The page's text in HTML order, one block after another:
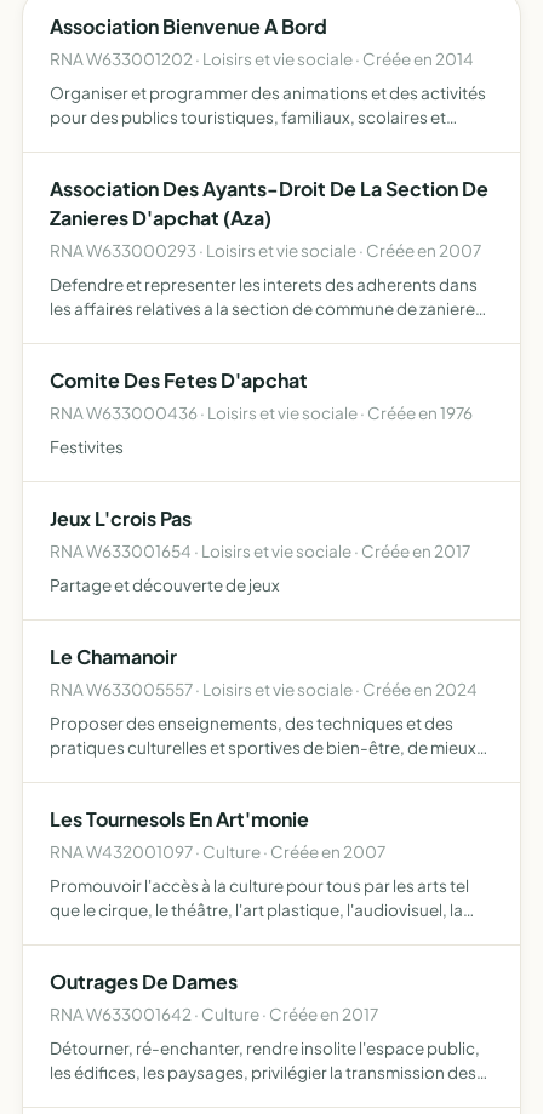
Association Bienvenue A Bord
RNA W633001202 · Loisirs et vie sociale · Créée en 2014
Organiser et programmer des animations et des activités
pour des publics touristiques, familiaux, scolaires et
Association Des Ayants-Droit De La Section De
Zanieres D'apchat (Aza)
RNA W633000293 · Loisirs et vie sociale · Créée en 2007
Defendre et representer les interets des adherents dans
les affaires relatives a la section de commune de zanieres-
Comite Des Fetes D'apchat
RNA W633000436 · Loisirs et vie sociale · Créée en 1976
Festivites
Jeux L'crois Pas
RNA W633001654 · Loisirs et vie sociale · Créée en 2017
Partage et découverte de jeux
Le Chamanoir
RNA W633005557 · Loisirs et vie sociale · Créée en 2024
Proposer des enseignements, des techniques et des
pratiques culturelles et sportives de bien-être, de mieux-
Les Tournesols En Art'monie
RNA W432001097 · Culture · Créée en 2007
Promouvoir l'accès à la culture pour tous par les arts tel
que le cirque, le théâtre, l'art plastique, l'audiovisuel, la
Outrages De Dames
RNA W633001642 · Culture · Créée en 2017
Détourner, ré-enchanter, rendre insolite l'espace public,
les édifices, les paysages, privilégier la transmission des